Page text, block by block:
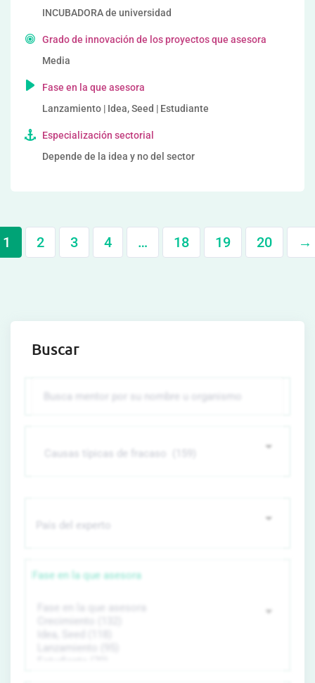
INCUBADORA de universidad
Grado de innovación de los proyectos que asesora
Media
Fase en la que asesora
Lanzamiento | Idea, Seed | Estudiante
Especialización sectorial
Depende de la idea y no del sector
1 2 3 4 … 18 19 20 →
Buscar
Fase en la que asesora